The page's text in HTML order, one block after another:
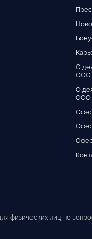
О
ООО
О
ООО
физических лиц по